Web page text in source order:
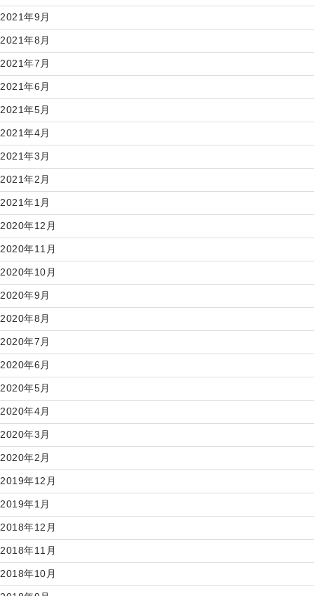
2021年9月
2021年8月
2021年7月
2021年6月
2021年5月
2021年4月
2021年3月
2021年2月
2021年1月
2020年12月
2020年11月
2020年10月
2020年9月
2020年8月
2020年7月
2020年6月
2020年5月
2020年4月
2020年3月
2020年2月
2019年12月
2019年1月
2018年12月
2018年11月
2018年10月